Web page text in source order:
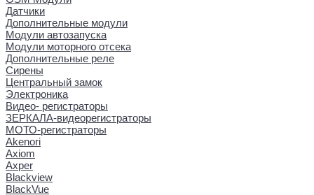
Датчики
Дополнительные модули
Модули автозапуска
Модули моторного отсека
Дополнительные реле
Сирены
Центральный замок
Электроника
Видео- регистраторы
ЗЕРКАЛА-видеорегистраторы
МОТО-регистраторы
Akenori
Axiom
Axper
Blackview
BlackVue